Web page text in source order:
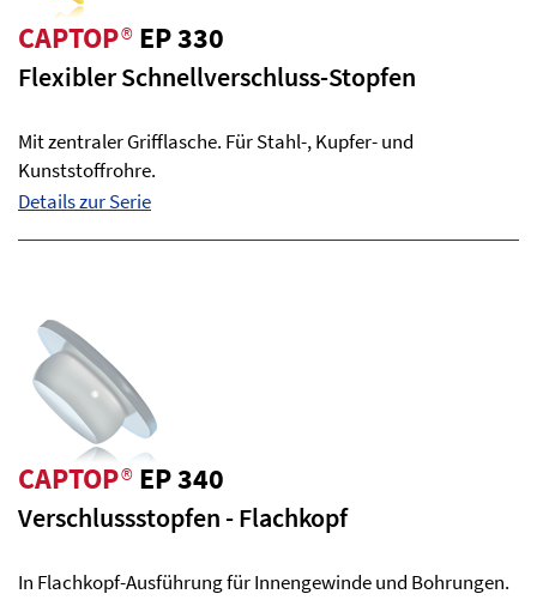
CAPTOP®EP 330
Flexibler Schnellverschluss-Stopfen
Mit zentraler Grifflasche. Für Stahl-, Kupfer- und
Kunststoffrohre.
Details zur Serie
CAPTOP®EP 340
Verschlussstopfen - Flachkopf
In Flachkopf-Ausführung für Innengewinde und Bohrungen.